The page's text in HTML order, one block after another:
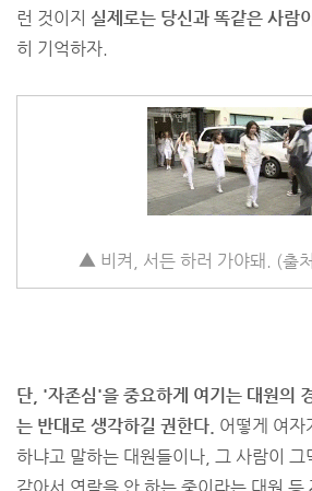
런 것이지 실제로는 당신과 똑같은 사람
히 기억하자.
▲ 비켜, 서든 하러 가야돼. (출
단, '자존심'을 중요하게 여기는 대원의
는 반대로 생각하길 권한다. 어떻게 여자
하냐고 말하는 대원들이나, 그 사람이 그